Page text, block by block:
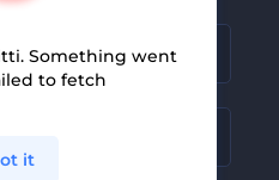
Something went
to fetch
it